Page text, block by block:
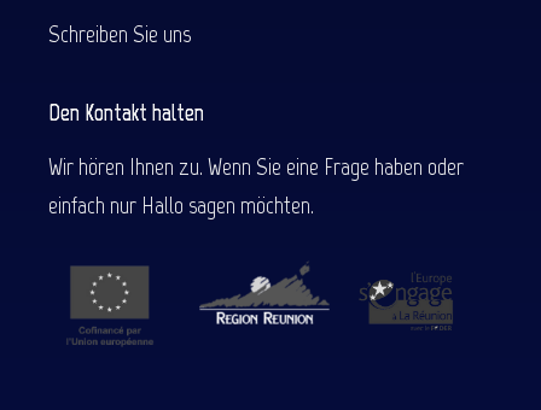
Schreiben Sie uns
Den Kontakt halten
Wir hören Ihnen zu. Wenn Sie eine Frage haben oder
einfach nur Hallo sagen möchten.